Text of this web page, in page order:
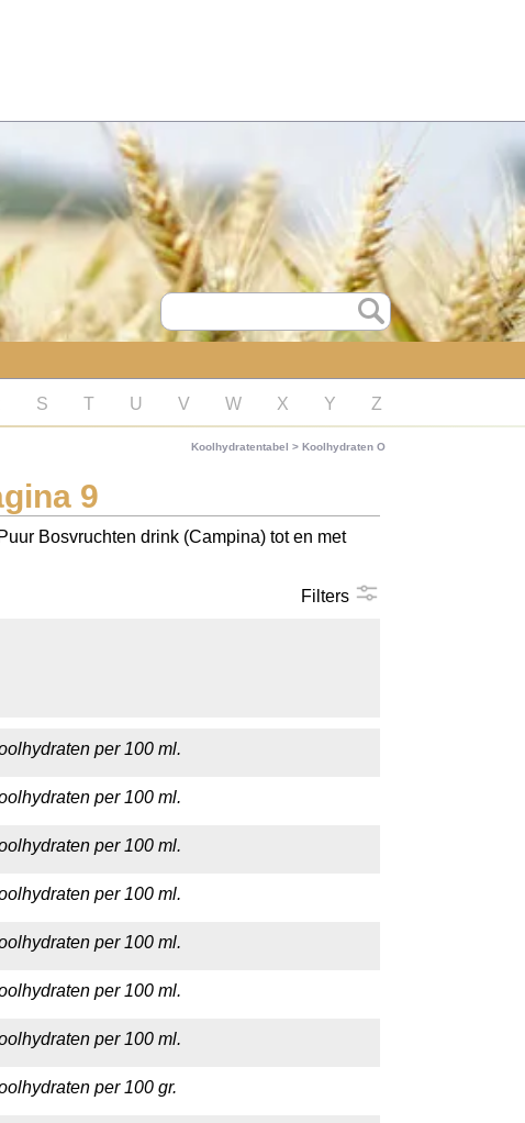
S T U V W X Y Z
Koolhydratentabel > Koolhydraten O
9
Bosvruchten drink (Campina) tot en met
Filters
per 100 ml.
per 100 ml.
per 100 ml.
per 100 ml.
per 100 ml.
per 100 ml.
per 100 ml.
per 100 gr.